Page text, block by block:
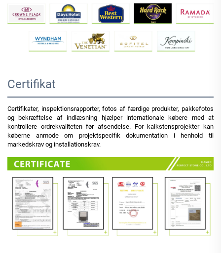
Certifikat
Certifikater, inspektionsrapporter, fotos af færdige produkter, pakkefotos
og bekræftelse af indlæsning hjælper internationale købere med at
kontrollere ordrekvaliteten før afsendelse. For kalkstensprojekter kan
køberne anmode om projektspecifik dokumentation i henhold til
markedskrav og installationskrav.